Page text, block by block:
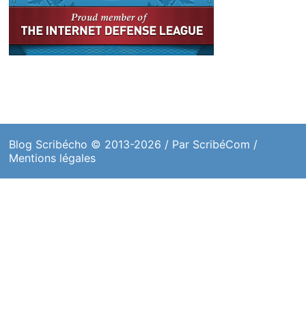
Blog Scribécho © 2013-2026 / Par ScribéCom /
Mentions légales